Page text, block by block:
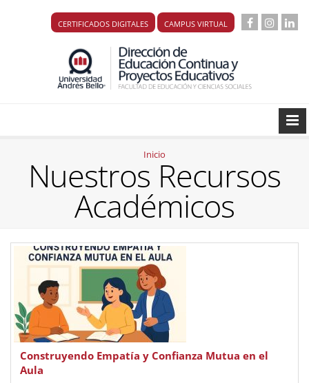
CERTIFICADOS DIGITALES CAMPUS VIRTUAL
Inicio
Nuestros Recursos
Académicos
Construyendo Empatía y Confianza Mutua en el
Aula